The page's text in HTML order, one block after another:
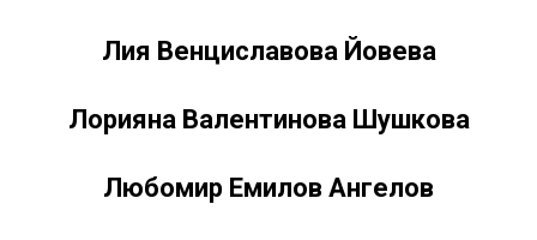
Лия Венциславова Йовева
Лорияна Валентинова Шушкова
Любомир Емилов Ангелов